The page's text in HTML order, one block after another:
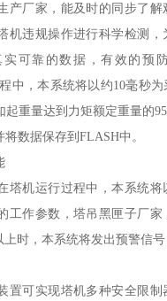
产厂家，能及时的同步了
机违规操作进行科学检测
可靠的数据，有效的预
中，本系统将以约10毫秒
起重量达到力矩额定重量的
数据保存到FLASH中。
塔机运行过程中，本系统将
工作参数，塔吊黑匣子厂家
时，本系统将发出预警信
置可实现塔机多种安全限